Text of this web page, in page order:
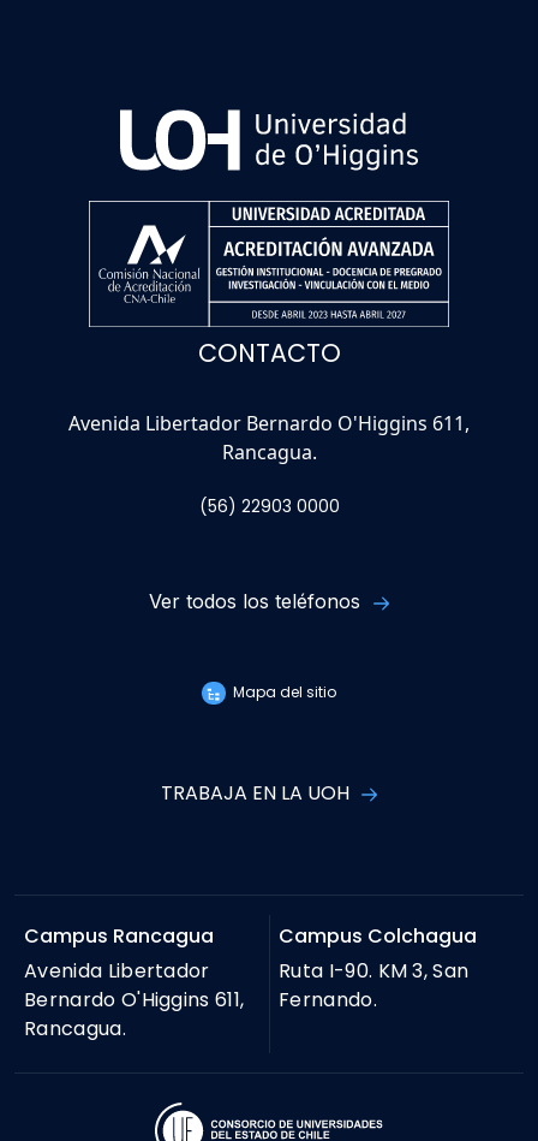
CONTACTO
Avenida Libertador Bernardo O'Higgins 611,
Rancagua.
(56) 22903 0000
Ver todos los teléfonos
Mapa del sitio
TRABAJA EN LA UOH
Campus Rancagua
Avenida Libertador
Bernardo O'Higgins 611,
Rancagua.
Campus Colchagua
Ruta I-90. KM 3, San
Fernando.